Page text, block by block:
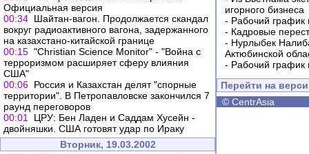
Официальная версия
00:34 Шайтан-вагон. Продолжается скандал
вокруг радиоактивного вагона, задержанного
на казахстано-китайской границе
00:15 "Christian Science Monitor" - "Война с
терроризмом расширяет сферу влияния
США"
00:06 Россия и Казахстан делят "спорные
территории". В Петропавловске закончился 7
раунд переговоров
00:01
ЦРУ: Бен Ладен и Саддам Хусейн -
двойняшки. США готовят удар по Ираку
Вторник, 19.03.2002
игорного бизнеса
- Рабочий график
- Кадровые
- Нурлыбек
Актюбинской
- Рабочий график
Перейти на
© CentrAsia